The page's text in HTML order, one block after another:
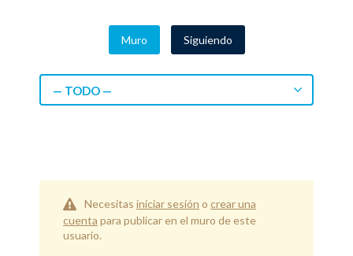
Muro Siguiendo
— TODO —
Necesitas iniciar sesión o crear una
cuenta para publicar en el muro de este
usuario.